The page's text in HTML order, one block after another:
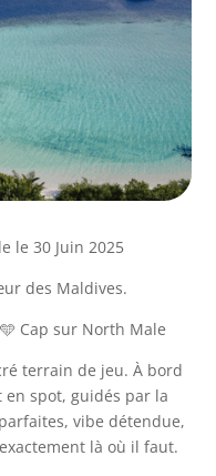
le 30 Juin 2025
des Maldives.
Cap sur North Male
terrain de jeu. À bord
en spot, guidés par la
vibe détendue,
là où il faut.